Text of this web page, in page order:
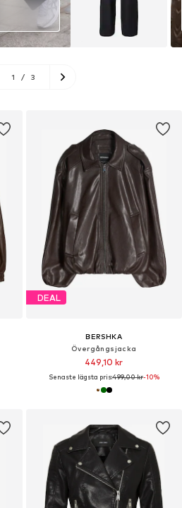
1 / 3
DEAL
BERSHKA
Övergångsjacka
449,10 kr
Senaste lägsta pris:499,00 kr-10%